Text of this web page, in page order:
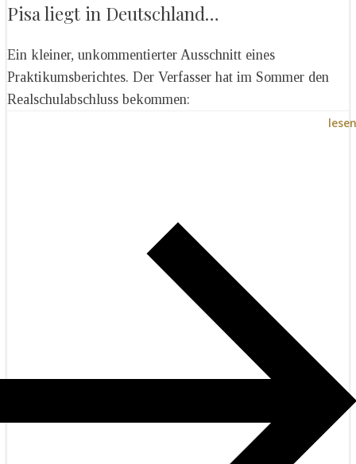
Pisa liegt in Deutschland…
Ein kleiner, unkommentierter Ausschnitt eines
Praktikumsberichtes. Der Verfasser hat im Sommer den
Realschulabschluss bekommen:
lesen